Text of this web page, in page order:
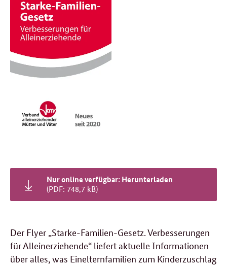
Nur online verfügbar: Herunterladen
(PDF: 748,7 kB)
Der Flyer „Starke-Familien-Gesetz. Verbesserungen
für Alleinerziehende“ liefert aktuelle Informationen
über alles, was Einelternfamilien zum Kinderzuschlag